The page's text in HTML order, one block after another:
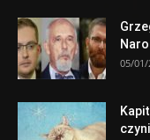
05/01/